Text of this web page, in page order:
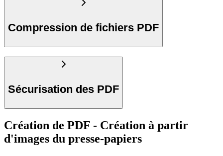
Compression de fichiers PDF
Sécurisation des PDF
Création de PDF - Création à partir
d'images du presse-papiers